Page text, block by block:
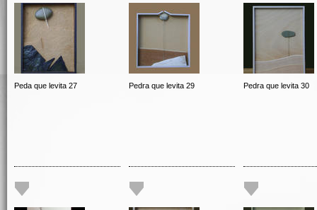
Peda que levita 27 Pedra que levita 29 Pedra que levita 30